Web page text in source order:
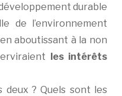
durable
de l’environnement
aboutissant à la non
les intérêts
? Quels sont les